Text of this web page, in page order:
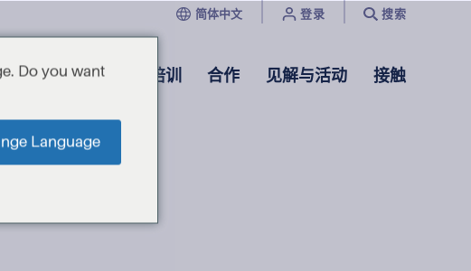
关于 证书 培训 合作 见解与活动 接触
简体中文 登录 搜索
Do you want
Language